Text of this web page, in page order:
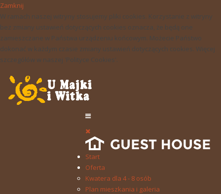
Zamknij
W ramach naszej witryny stosujemy pliki cookies. Korzystanie z witryny
bez zmiany ustawień dotyczących cookies oznacza, że będą one
zamieszczane w Państwa urządzeniu końcowym. Możecie Państwo
dokonać w każdym czasie zmiany ustawień dotyczących cookies. Więcej
szczegółów w naszej 'Polityce Cookies'.
Start
Oferta
Kwatera dla 4 - 8 osób
Plan mieszkania i galeria